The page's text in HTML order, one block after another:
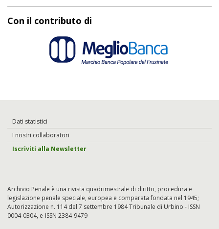
Con il contributo di
Dati statistici
I nostri collaboratori
Iscriviti alla Newsletter
Archivio Penale è una rivista quadrimestrale di diritto, procedura e
legislazione penale speciale, europea e comparata fondata nel 1945;
Autorizzazione n. 114 del 7 settembre 1984 Tribunale di Urbino - ISSN
0004-0304, e-ISSN 2384-9479